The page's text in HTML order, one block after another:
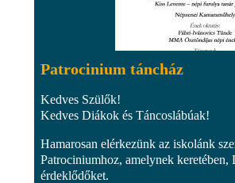
Patrocinium táncház
Kedves Szülők!
Kedves Diákok és Táncoslábúak!
Hamarosan elérkezünk az iskolánk
Patrociniumhoz, amelynek
érdeklődőket.